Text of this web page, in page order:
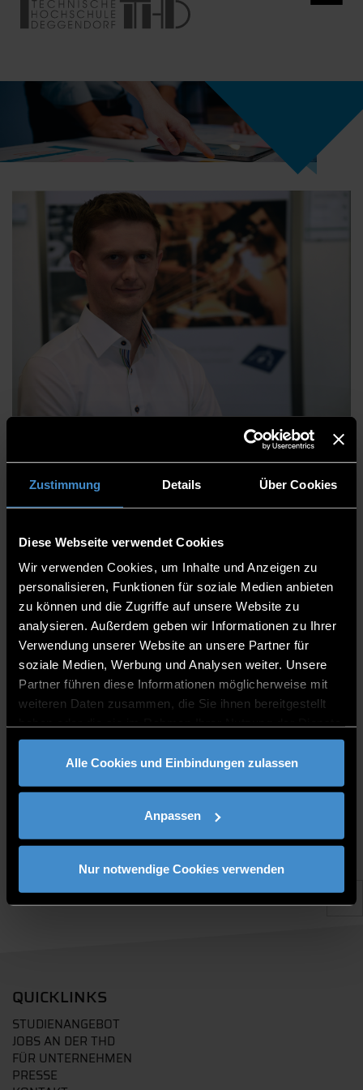
Zustimmung Details Über Cookies
Diese Webseite verwendet Cookies
Wir verwenden Cookies, um Inhalte und Anzeigen zu
personalisieren, Funktionen für soziale Medien anbieten
zu können und die Zugriffe auf unsere Website zu
analysieren. Außerdem geben wir Informationen zu Ihrer
Verwendung unserer Website an unsere Partner für
soziale Medien, Werbung und Analysen weiter. Unsere
Partner führen diese Informationen möglicherweise mit
weiteren Daten zusammen, die Sie ihnen bereitgestellt
gesammelt haben.
Alle Cookies und Einbindungen zulassen
Anpassen
Nur notwendige Cookies verwenden
Florian Reischl, B.Eng
Zentrum für angewandte Forschung
Technologie Anwenderzentrum Spiegelau
Laboringenieur
1.7
0991/3615-8761
PUBLIKATIONEN
QUICKLINKS
STUDIENANGEBOT
JOBS AN DER THD
FÜR UNTERNEHMEN
PRESSE